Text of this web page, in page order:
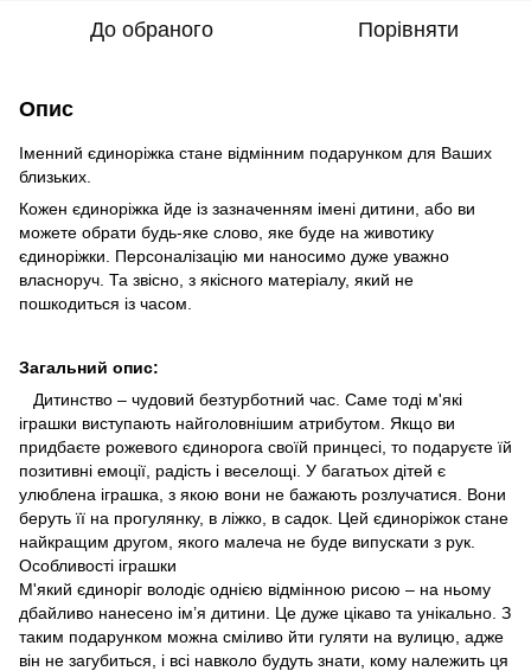
До обраного Порівняти
Опис
Іменний єдиноріжка стане відмінним подарунком для Ваших
близьких.
Кожен єдиноріжка йде із зазначенням імені дитини, або ви
можете обрати будь-яке слово, яке буде на животику
єдиноріжки. Персоналізацію ми наносимо дуже уважно
власноруч. Та звісно, з якісного матеріалу, який не
пошкодиться із часом.
Загальний опис:
Дитинство – чудовий безтурботний час. Саме тоді м'які
іграшки виступають найголовнішим атрибутом. Якщо ви
придбаєте рожевого єдинорога своїй принцесі, то подаруєте їй
позитивні емоції, радість і веселощі. У багатьох дітей є
улюблена іграшка, з якою вони не бажають розлучатися. Вони
беруть її на прогулянку, в ліжко, в садок. Цей єдиноріжок стане
найкращим другом, якого малеча не буде випускати з рук.
Особливості іграшки
М'який єдиноріг володіє однією відмінною рисою – на ньому
дбайливо нанесено ім’я дитини. Це дуже цікаво та унікально. З
таким подарунком можна сміливо йти гуляти на вулицю, адже
він не загубиться, і всі навколо будуть знати, кому належить ця